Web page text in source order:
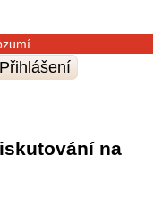
Přihlášení
na